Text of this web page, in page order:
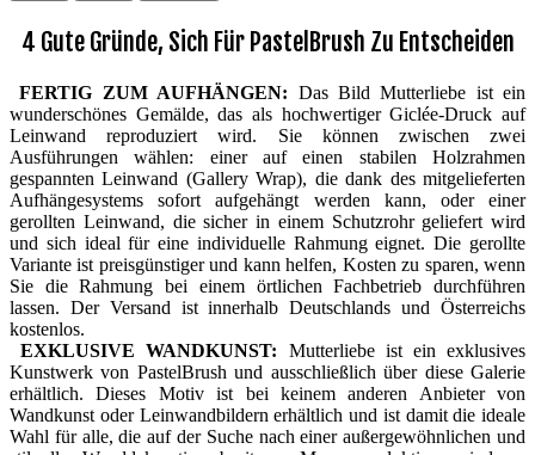
4 Gute Gründe, Sich Für PastelBrush Zu Entscheiden
FERTIG ZUM AUFHÄNGEN: Das Bild Mutterliebe ist ein
wunderschönes Gemälde, das als hochwertiger Giclée-Druck auf
Leinwand reproduziert wird. Sie können zwischen zwei
Ausführungen wählen: einer auf einen stabilen Holzrahmen
gespannten Leinwand (Gallery Wrap), die dank des mitgelieferten
Aufhängesystems sofort aufgehängt werden kann, oder einer
gerollten Leinwand, die sicher in einem Schutzrohr geliefert wird
und sich ideal für eine individuelle Rahmung eignet. Die gerollte
Variante ist preisgünstiger und kann helfen, Kosten zu sparen, wenn
Sie die Rahmung bei einem örtlichen Fachbetrieb durchführen
lassen. Der Versand ist innerhalb Deutschlands und Österreichs
kostenlos.
EXKLUSIVE WANDKUNST: Mutterliebe ist ein exklusives
Kunstwerk von PastelBrush und ausschließlich über diese Galerie
erhältlich. Dieses Motiv ist bei keinem anderen Anbieter von
Wandkunst oder Leinwandbildern erhältlich und ist damit die ideale
Wahl für alle, die auf der Suche nach einer außergewöhnlichen und